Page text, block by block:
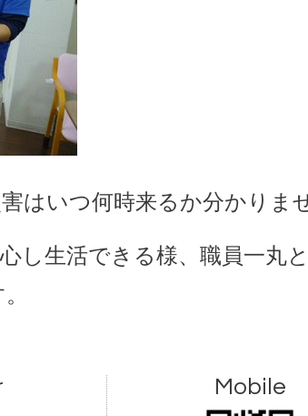
はいつ何時来るか分かりま
し生活できる様、職員一丸
Mobile